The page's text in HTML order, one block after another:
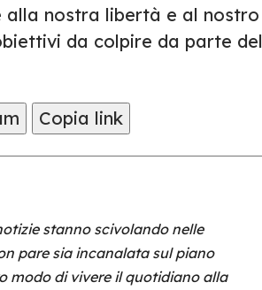
alla nostra libertà e al nostro
da colpire da parte del
Copia link
stanno scivolando nelle
pare sia incanalata sul piano
modo di vivere il quotidiano alla